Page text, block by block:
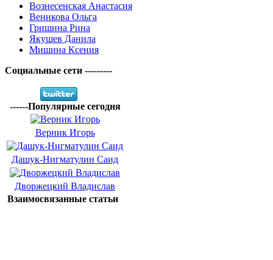
Вознесенская Анастасия
Веникова Ольга
Гришина Рина
Якушев Данила
Мишина Ксения
Социальные сети ---------
------Популярные сегодня
Верник Игорь
Дашук-Нигматулин Саид
Дворжецкий Владислав
Взаимосвязанные статьи